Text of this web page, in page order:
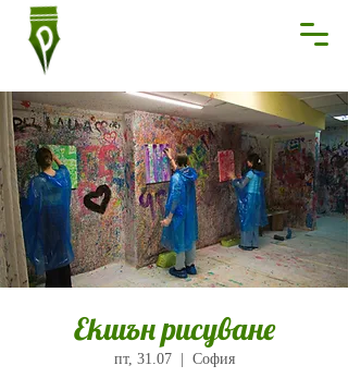
Екшън рисуване
пт, 31.07
  |
София